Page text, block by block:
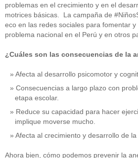
problemas en el crecimiento y en el
motrices básicas. La campaña de
eco en las redes sociales para fomentar
problema nacional en el Perú y en otros
¿Cuáles son las consecuencias de la
Afecta al desarrollo psicomotor y
Consecuencias a largo plazo con
etapa escolar.
Reduce su capacidad para hacer
implique moverse mucho.
Afecta al crecimiento y desarrollo de la
Ahora bien, cómo podemos prevenir la